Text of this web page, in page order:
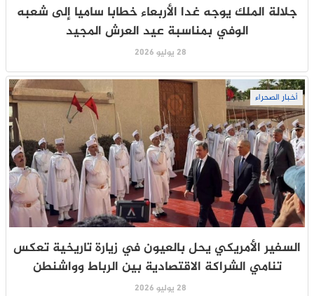
جلالة الملك يوجه غدا الأربعاء خطابا ساميا إلى شعبه
الوفي بمناسبة عيد العرش المجيد
28 يوليو 2026
أخبار الصحراء
السفير الأمريكي يحل بالعيون في زيارة تاريخية تعكس
تنامي الشراكة الاقتصادية بين الرباط وواشنطن
28 يوليو 2026